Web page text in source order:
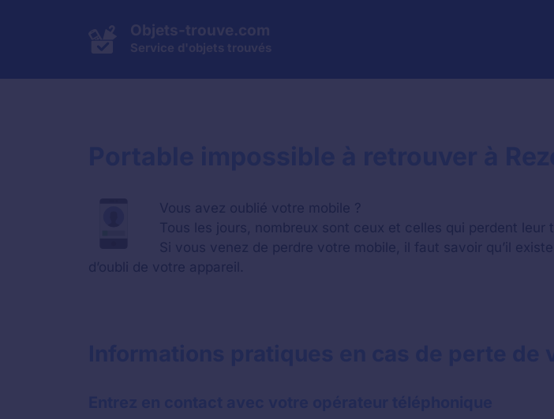
Objets-trouve.com
Service d'objets trouvés
Vous avez oublié votre mobile ?
Tous les jours, nombreux sont ceux et celles qui perdent leur
Si vous venez de perdre votre mobile, il faut savoir qu’il
d’oubli de votre appareil.